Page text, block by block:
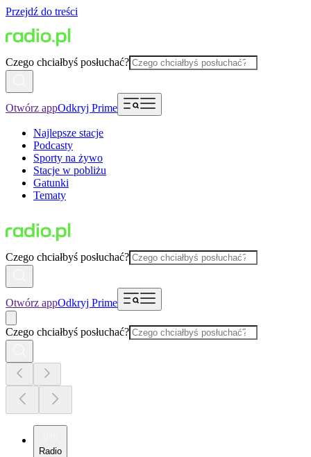
Przejdź do treści
Czego chciałbyś posłuchać?
Otwórz appOdkryj Prime
Najlepsze stacje
Podcasty
Sporty na żywo
Stacje w pobliżu
Gatunki
Tematy
Czego chciałbyś posłuchać?
Otwórz appOdkryj Prime
Czego chciałbyś posłuchać?
Radio